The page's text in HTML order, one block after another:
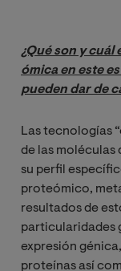
¿Qué son y cuál
ómica en este
pueden dar de
Las tecnologías
de las moléculas
su perfil
proteómico,
resultados de
particularidades
expresión
proteínas así